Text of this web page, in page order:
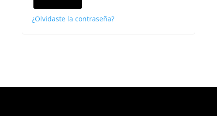
¿Olvidaste la contraseña?